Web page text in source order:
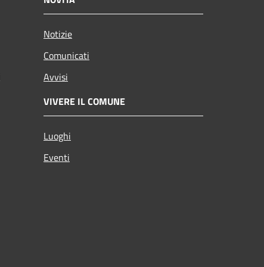
Notizie
Comunicati
Avvisi
VIVERE IL COMUNE
Luoghi
Eventi